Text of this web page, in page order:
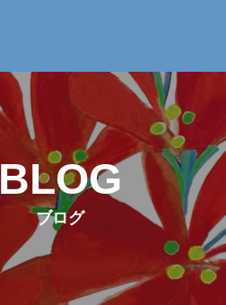
BLOG
ブログ